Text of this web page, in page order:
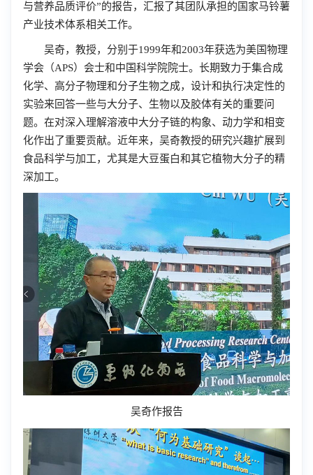
与营养品质评价”的报告，汇报了其团队承担的国家马铃薯
产业技术体系相关工作。
吴奇，教授，分别于1999年和2003年获选为美国物理
学会（APS）会士和中国科学院院士。长期致力于集合成
化学、高分子物理和分子生物之成，设计和执行决定性的
实验来回答一些与大分子、生物以及胶体有关的重要问
题。在对深入理解溶液中大分子链的构象、动力学和相变
化作出了重要贡献。近年来，吴奇教授的研究兴趣扩展到
食品科学与加工，尤其是大豆蛋白和其它植物大分子的精
深加工。
吴奇作报告